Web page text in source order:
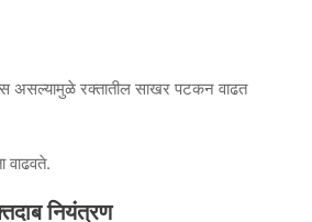
असल्यामुळे रक्तातील साखर पटकन वाढत
वाढवते.
नियंत्रण